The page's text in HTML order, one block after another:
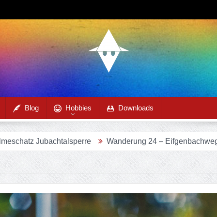
Blog Hobbies Downloads
Wanderung 24 – Eifgenbachweg im